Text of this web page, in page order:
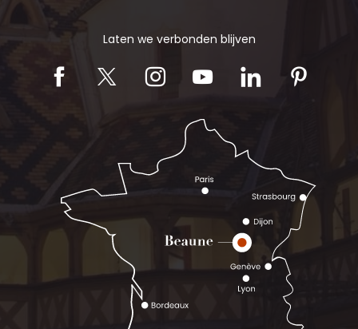
Laten we verbonden blijven